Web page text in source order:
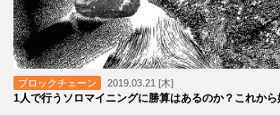
ブロックチェーン 2019.03.21 [木]
1人で行うソロマイニングに勝算はあるのか？これか